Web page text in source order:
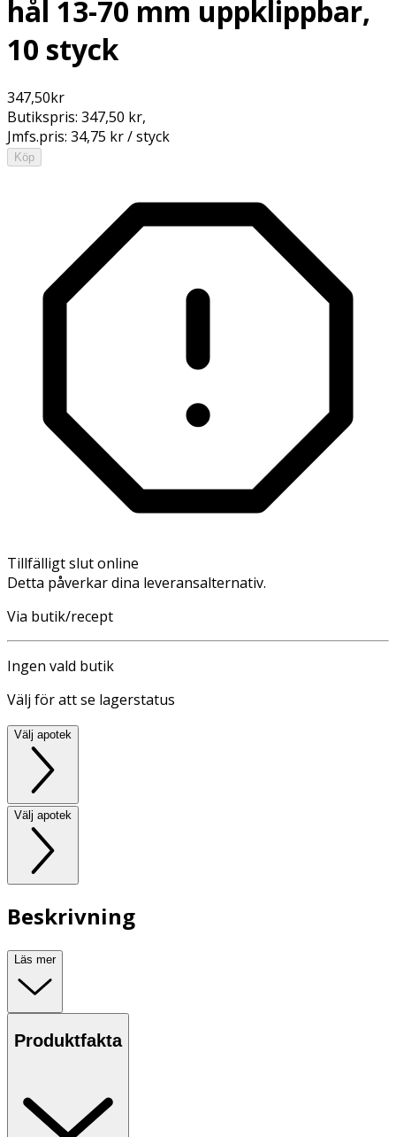
hål 13-70 mm uppklippbar,
10 styck
347,50kr
Butikspris: 347,50 kr,
Jmfs.pris: 34,75 kr / styck
Köp
Tillfälligt slut online
Detta påverkar dina leveransalternativ.
Via butik/recept
Ingen vald butik
Välj för att se lagerstatus
Välj apotek
Välj apotek
Beskrivning
Läs mer
Produktfakta